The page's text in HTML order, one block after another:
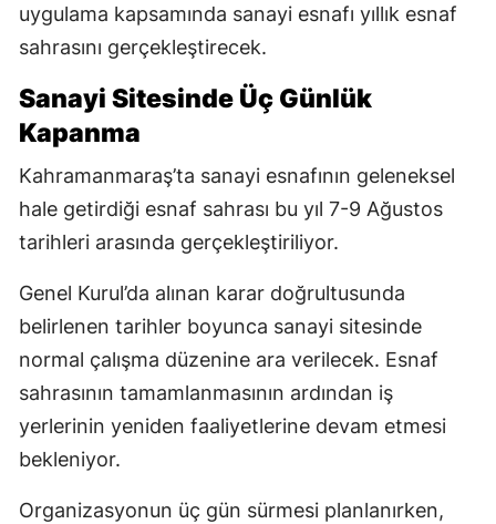
uygulama kapsamında sanayi esnafı yıllık esnaf
sahrasını gerçekleştirecek.
Sanayi Sitesinde Üç Günlük
Kapanma
Kahramanmaraş’ta sanayi esnafının geleneksel
hale getirdiği esnaf sahrası bu yıl 7-9 Ağustos
tarihleri arasında gerçekleştiriliyor.
Genel Kurul’da alınan karar doğrultusunda
belirlenen tarihler boyunca sanayi sitesinde
normal çalışma düzenine ara verilecek. Esnaf
sahrasının tamamlanmasının ardından iş
yerlerinin yeniden faaliyetlerine devam etmesi
bekleniyor.
Organizasyonun üç gün sürmesi planlanırken,